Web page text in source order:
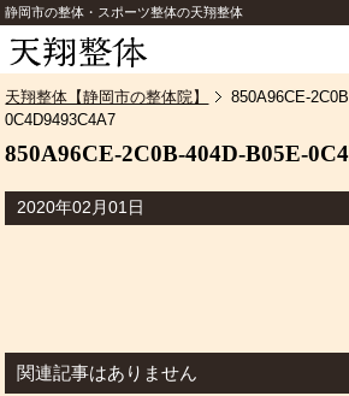
静岡市の整体・スポーツ整体の天翔整体
天翔整体【静岡市の整体院】
850A96CE-
0C4D9493C4A7
850A96CE-2C0B-404D-B05E-
2020年02月01日
関連記事はありません